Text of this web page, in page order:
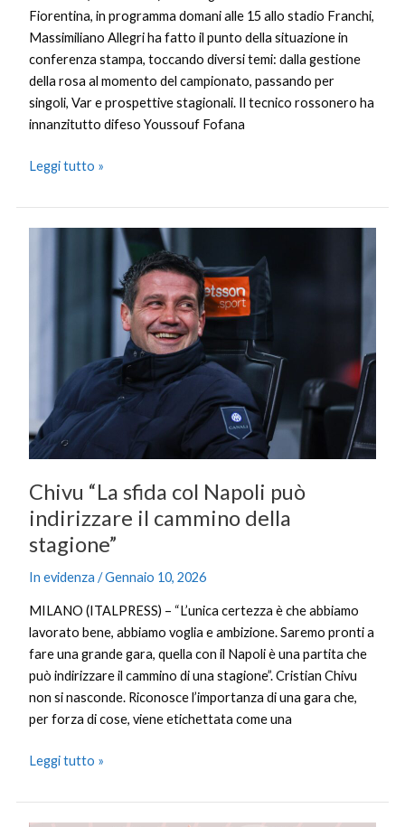
Fiorentina, in programma domani alle 15 allo stadio Franchi,
Massimiliano Allegri ha fatto il punto della situazione in
conferenza stampa, toccando diversi temi: dalla gestione
della rosa al momento del campionato, passando per
singoli, Var e prospettive stagionali. Il tecnico rossonero ha
innanzitutto difeso Youssouf Fofana
Leggi tutto »
Chivu “La sfida col Napoli può
indirizzare il cammino della
stagione”
In evidenza /Gennaio 10, 2026
MILANO (ITALPRESS) – “L’unica certezza è che abbiamo
lavorato bene, abbiamo voglia e ambizione. Saremo pronti a
fare una grande gara, quella con il Napoli è una partita che
può indirizzare il cammino di una stagione”. Cristian Chivu
non si nasconde. Riconosce l’importanza di una gara che,
per forza di cose, viene etichettata come una
indirizzare
cammino
della
stagione”
Leggi tutto »